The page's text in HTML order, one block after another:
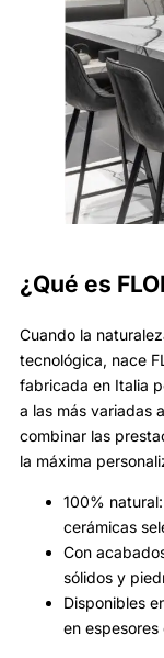
¿Qué es
Cuando la
tecnológica, nace
fabricada en Italia
a las más variadas
combinar las
la máxima
100%
cerámicas
Con
sólidos y
Disponibles
en